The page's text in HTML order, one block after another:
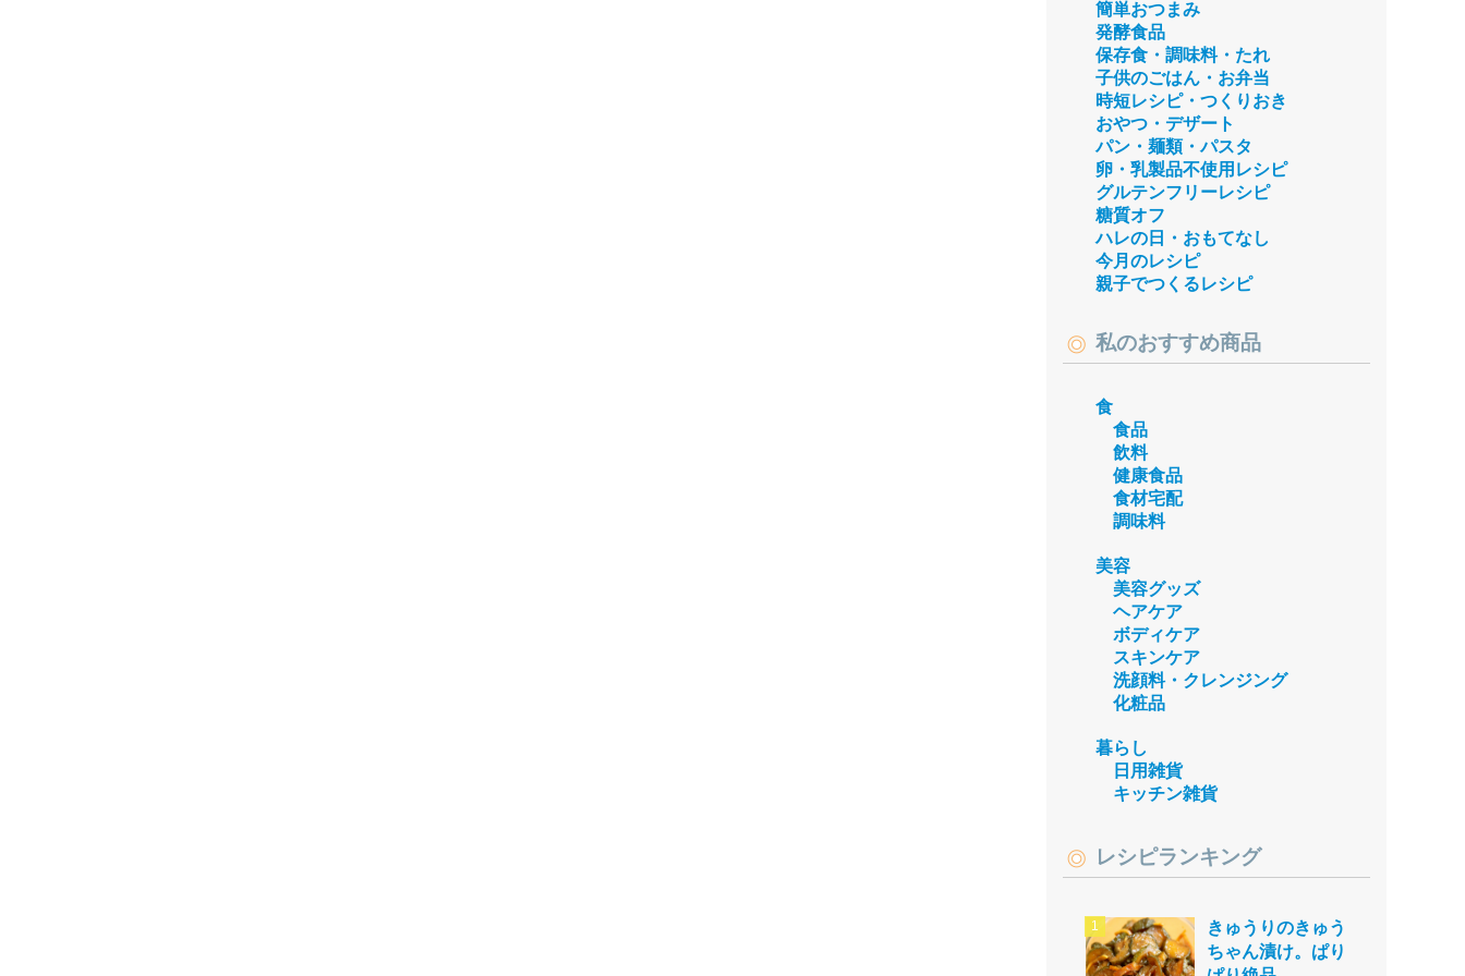
簡単おつまみ
発酵食品
保存食・調味料・たれ
子供のごはん・お弁当
時短レシピ・つくりおき
おやつ・デザート
パン・麺類・パスタ
卵・乳製品不使用レシピ
グルテンフリーレシピ
糖質オフ
ハレの日・おもてなし
今月のレシピ
親子でつくるレシピ
私のおすすめ商品
食
食品
飲料
健康食品
食材宅配
調味料
美容
美容グッズ
ヘアケア
ボディケア
スキンケア
洗顔料・クレンジング
化粧品
暮らし
日用雑貨
キッチン雑貨
レシピランキング
きゅうりのきゅう
ちゃん漬け。ぱり